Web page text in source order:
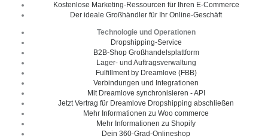
Kostenlose Marketing-Ressourcen für Ihren E-Commerce
Der ideale Großhändler für Ihr Online-Geschäft
Technologie und Operationen
Dropshipping-Service
B2B-Shop Großhandelsplattform
Lager- und Auftragsverwaltung
Fulfillment by Dreamlove (FBB)
Verbindungen und Integrationen
Mit Dreamlove synchronisieren - API
Jetzt Vertrag für Dreamlove Dropshipping abschließen
Mehr Informationen zu Woo commerce
Mehr Informationen zu Shopify
Dein 360-Grad-Onlineshop